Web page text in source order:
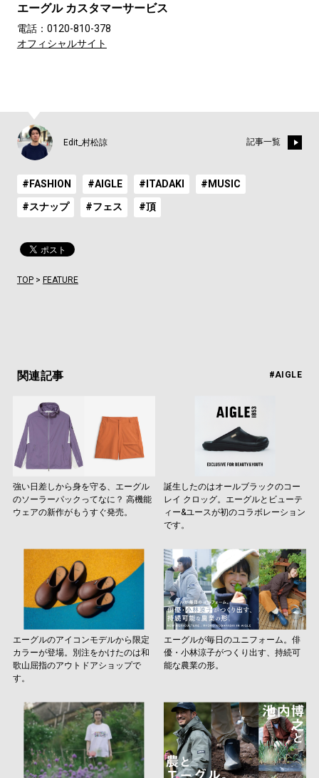
エーグル カスタマーサービス
電話：0120-810-378
オフィシャルサイト
Edit_村松諒 記事一覧
#FASHION #AIGLE #ITADAKI #MUSIC
#スナップ #フェス #頂
TOP> FEATURE
関連記事 #AIGLE
強い日差しから身を守る、エーグル
のソーラーパックってなに？ 高機能
ウェアの新作がもうすぐ発売。
誕生したのはオールブラックのコー
レイ クロッグ。エーグルとビューテ
ィー&ユースが初のコラボレーション
です。
エーグルのアイコンモデルから限定
カラーが登場。別注をかけたのは和
歌山屈指のアウトドアショップで
す。
エーグルが毎日のユニフォーム。俳
優・小林涼子がつくり出す、持続可
能な農業の形。